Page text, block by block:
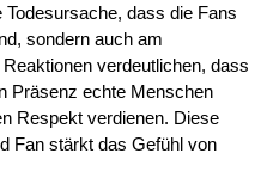
dass die Fans
sondern auch am
verdeutlichen, dass
Präsenz echte Menschen
Respekt verdienen. Diese
Fan stärkt das Gefühl von